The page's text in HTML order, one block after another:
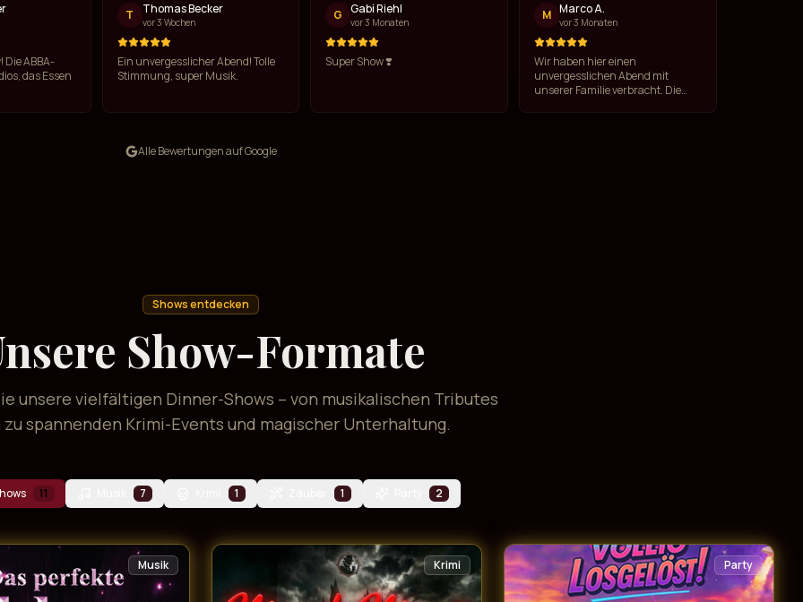
Die ABBA-
das Essen
T Thomas Becker
vor 3 Wochen
Ein unvergesslicher Abend! Tolle
Stimmung, super Musik.
G Gabi Riehl
vor 3 Monaten
Super Show ❣️
M Marco A.
vor 3 Monaten
Wir haben hier einen
unvergesslichen Abend mit
unserer Familie verbracht. Die
Alle Bewertungen auf Google
Shows entdecken
Show-Formate
unsere vielfältigen Dinner-Shows – von musikalischen Tributes
zu spannenden Krimi-Events und magischer Unterhaltung.
11 7 1 1 2
Musik Krimi Party